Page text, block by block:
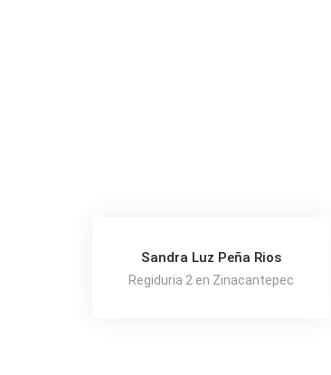
Sandra Luz Peña Rios
Regiduria 2 en Zinacantepec